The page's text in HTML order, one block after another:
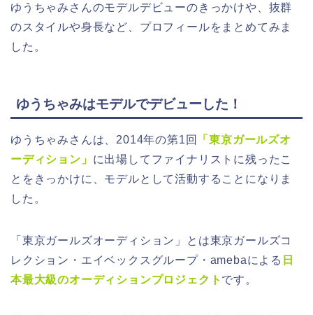
ゆうちゃみさんのモデルデビューのきっかけや、抜群
のスタイルや身長など、プロフィールをまとめてみま
した。
ゆうちゃみはモデルでデビューした！
ゆうちゃみさんは、2014年の第1回
「東京ガールズオ
ーディション」 に出場してファイナリストに残ったこ
とをきっかけに、モデルとして活動することになりま
した。
「東京ガールズオーディション」とは東京ガールズコ
レクション・エイベックスグループ・amebaによる 日
本最大級のオーディションプロジェクト です。